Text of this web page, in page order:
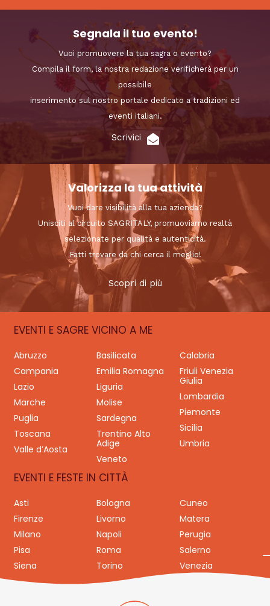
Segnala il tuo evento!
Vuoi promuovere la tua sagra o evento?
Compila il form, la nostra redazione verificherà per un
possibile
inserimento sul nostro portale dedicato a tradizioni ed
eventi italiani.
Scrivici
Valorizza la tua attività
Vuoi dare visibilità alla tua azienda?
Unisciti al circuito SAGRITALY, promuoviamo realtà
selezionate per qualità e autenticità.
Fatti trovare da chi cerca il meglio!
Scopri di più
EVENTI E SAGRE VICINO A ME
Abruzzo Basilicata
Calabria
Campania
Emilia Romagna
Friuli Venezia
Giulia
Lazio
Liguria
Lombardia
Marche
Molise
Piemonte
Puglia
Sardegna
Sicilia
Toscana
Trentino Alto
Adige
Umbria
Valle d’Aosta
Veneto
EVENTI E FESTE IN CITTÀ
Asti Bologna
Cuneo
Firenze
Livorno
Matera
Milano
Napoli
Perugia
Pisa
Roma
Salerno
Siena
Torino Venezia